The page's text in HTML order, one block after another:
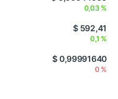
0,03 %
$ 592,41
0,1 %
$ 0,99991640
0 %